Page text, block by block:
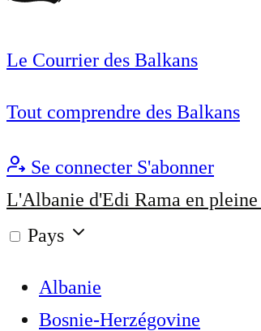
Le Courrier des Balkans
Tout comprendre des Balkans
Se connecter S'abonner
L'Albanie d'Edi Rama en
Pays
Albanie
Bosnie-Herzégovine